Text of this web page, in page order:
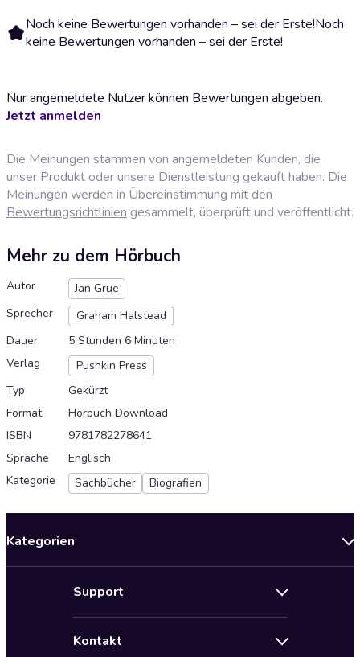
Noch keine Bewertungen vorhanden – sei der Erste!Noch
keine Bewertungen vorhanden – sei der Erste!
Nur angemeldete Nutzer können Bewertungen abgeben.
Jetzt anmelden
Die Meinungen stammen von angemeldeten Kunden, die
unser Produkt oder unsere Dienstleistung gekauft haben. Die
Meinungen werden in Übereinstimmung mit den
Bewertungsrichtlinien gesammelt, überprüft und veröffentlicht.
Mehr zu dem Hörbuch
Autor
Jan Grue
Sprecher
Graham Halstead
Dauer
5 Stunden 6 Minuten
Verlag
Pushkin Press
Typ
Gekürzt
Format
Hörbuch Download
ISBN
9781782278641
Sprache
Englisch
Kategorie
Sachbücher Biografien
Kategorien
Support
Kontakt